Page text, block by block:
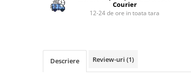
Piese si consumabile pentru
MOTOCOSITORI
Sere si solarii
Tocatoare fan, crengi, tulpini
Fierastraie electrice
Lampi solare
Sobe pe gaz
Tunuri de caldura
Ventilatoare
Courier
12-24 de ore in toata tara
Descriere Review-uri (1)